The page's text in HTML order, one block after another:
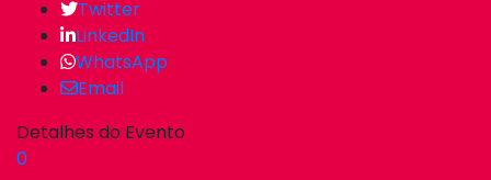
Twitter
LinkedIn
WhatsApp
Email
Detalhes do Evento
0